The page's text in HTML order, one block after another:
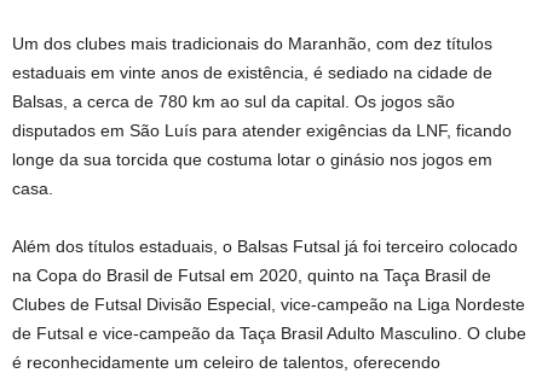
Um dos clubes mais tradicionais do Maranhão, com dez títulos
estaduais em vinte anos de existência, é sediado na cidade de
Balsas, a cerca de 780 km ao sul da capital. Os jogos são
disputados em São Luís para atender exigências da LNF, ficando
longe da sua torcida que costuma lotar o ginásio nos jogos em
casa.
Além dos títulos estaduais, o Balsas Futsal já foi terceiro colocado
na Copa do Brasil de Futsal em 2020, quinto na Taça Brasil de
Clubes de Futsal Divisão Especial, vice-campeão na Liga Nordeste
de Futsal e vice-campeão da Taça Brasil Adulto Masculino. O clube
é reconhecidamente um celeiro de talentos, oferecendo